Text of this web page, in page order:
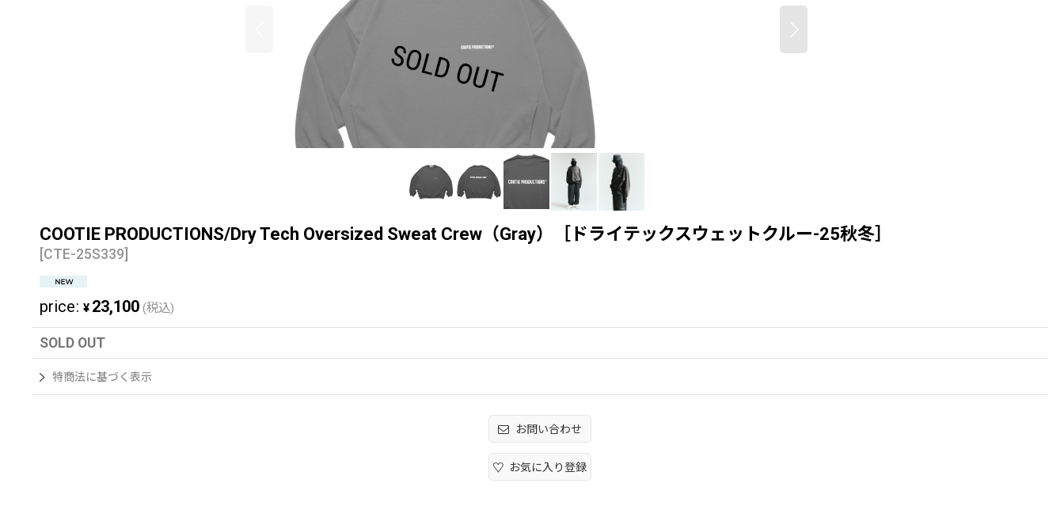
COOTIE PRODUCTIONS/Dry Tech Oversized Sweat Crew（Gray）［ドライテックスウェットクルー-25秋冬］
[CTE-25S339]
price: ¥ 23,100 (税込)
SOLD OUT
特商法に基づく表示
お問い合わせ
お気に入り登録